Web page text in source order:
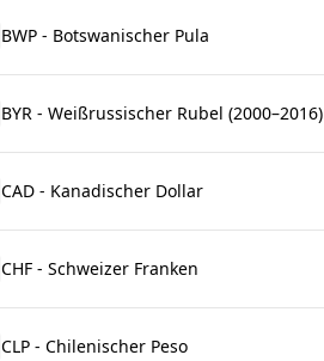
BWP - Botswanischer Pula
BYR - Weißrussischer Rubel (2000–2016)
CAD - Kanadischer Dollar
CHF - Schweizer Franken
CLP - Chilenischer Peso